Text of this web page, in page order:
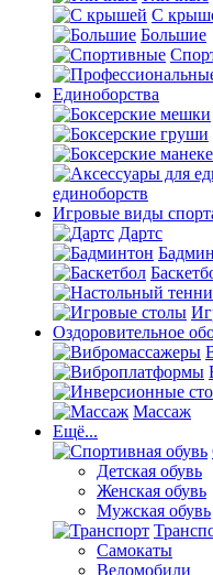
С
Большие
Единоборства
единоборств
Игровые виды
Дартс
Оздоровительное
Массаж
Ещё...
Детская обувь
Женская обувь
Мужская обувь
Самокаты
Веломобили